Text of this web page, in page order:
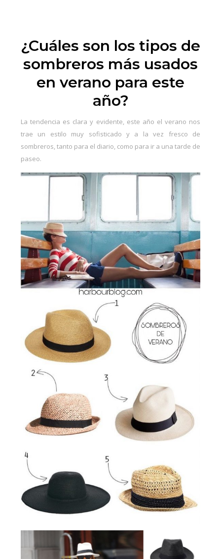
¿Cuáles son los tipos de
sombreros más usados
en verano para este
año?
La tendencia es clara y evidente, este año el verano nos
trae un estilo muy sofisticado y a la vez fresco de
sombreros, tanto para el diario, como para ir a una tarde de
paseo.